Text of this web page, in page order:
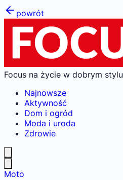
powrót
Focus na życie w dobrym stylu
Najnowsze
Aktywność
Dom i ogród
Moda i uroda
Zdrowie
Moto